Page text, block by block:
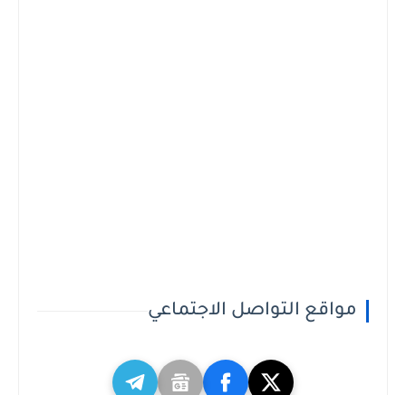
مواقع التواصل الاجتماعي